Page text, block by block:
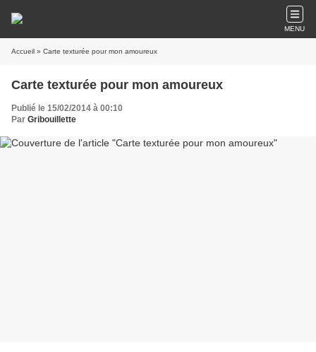
MENU
Accueil » Carte texturée pour mon amoureux
Carte texturée pour mon amoureux
Publié le 15/02/2014 à 00:10
Par Gribouillette